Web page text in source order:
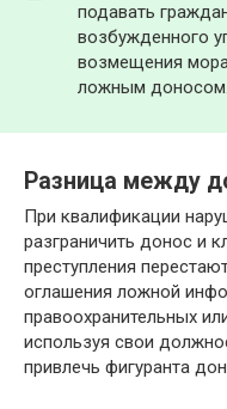
подавать
возбужденного
возмещения
ложным доносом.
Разница между
При квалификации
разграничить донос и
преступления
оглашения ложной
правоохранительных
используя свои
привлечь фигуранта